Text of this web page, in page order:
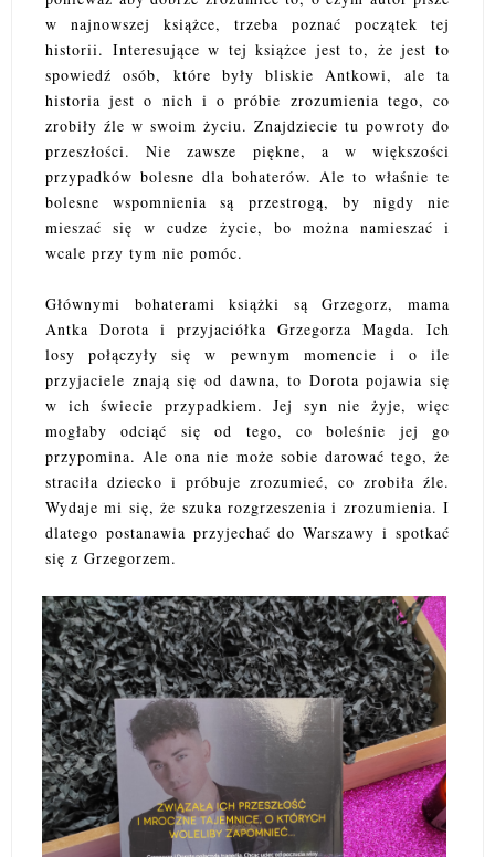
w najnowszej książce, trzeba poznać początek tej
historii. Interesujące w tej książce jest to, że jest to
spowiedź osób, które były bliskie Antkowi, ale ta
historia jest o nich i o próbie zrozumienia tego, co
zrobiły źle w swoim życiu. Znajdziecie tu powroty do
przeszłości. Nie zawsze piękne, a w większości
przypadków bolesne dla bohaterów. Ale to właśnie te
bolesne wspomnienia są przestrogą, by nigdy nie
mieszać się w cudze życie, bo można namieszać i
wcale przy tym nie pomóc.
Głównymi bohaterami książki są Grzegorz, mama
Antka Dorota i przyjaciółka Grzegorza Magda. Ich
losy połączyły się w pewnym momencie i o ile
przyjaciele znają się od dawna, to Dorota pojawia się
w ich świecie przypadkiem. Jej syn nie żyje, więc
mogłaby odciąć się od tego, co boleśnie jej go
przypomina. Ale ona nie może sobie darować tego, że
straciła dziecko i próbuje zrozumieć, co zrobiła źle.
Wydaje mi się, że szuka rozgrzeszenia i zrozumienia. I
dlatego postanawia przyjechać do Warszawy i spotkać
się z Grzegorzem.